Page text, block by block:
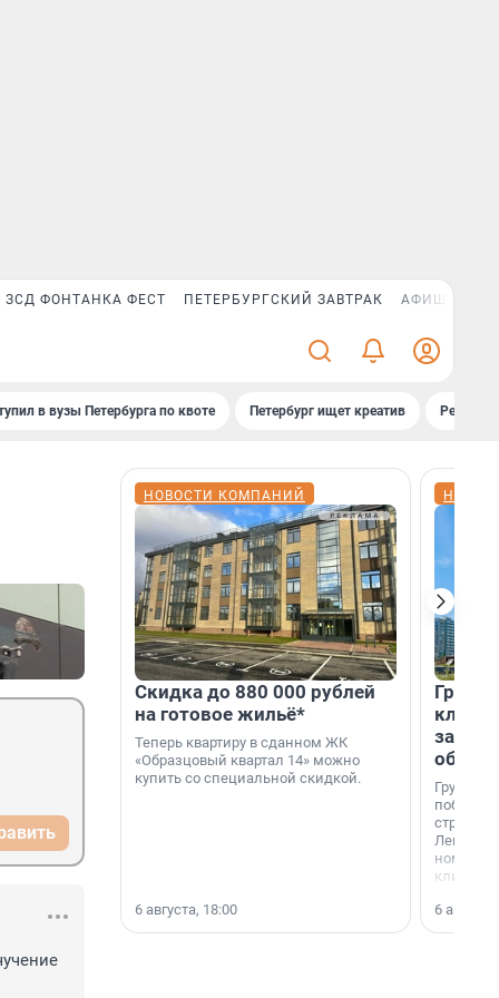
ЗСД ФОНТАНКА ФЕСТ ПЕТЕРБУРГСКИЙ ЗАВТРАК АФИША PLUS
в вузы Петербурга по квоте Петербург ищет креатив
НОВОСТИ КОМПАНИЙ
Скидка до 880 000 рублей
на готовое жильё*
Теперь квартиру в сданном ЖК
«Образцовый квартал 14» можно
купить со специальной скидкой.
6 августа, 18:00
Группа
области».
6